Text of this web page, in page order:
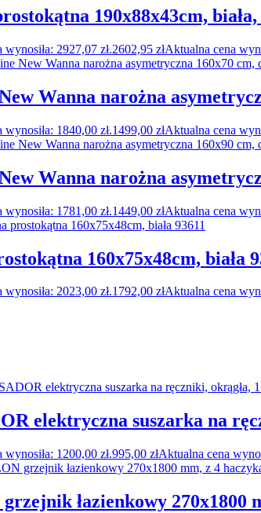
190x88x43cm, biała,
2927,07 zł.2602,95 złAktualna cena
Wanna narożna
1840,00 zł.1499,00 złAktualna cena
Wanna narożna
1781,00 zł.1449,00 złAktualna cena
160x75x48cm, biała
2023,00 zł.1792,00 złAktualna cena
elektryczna suszarka na
1200,00 zł.995,00 złAktualna cena
łazienkowy 270x1800